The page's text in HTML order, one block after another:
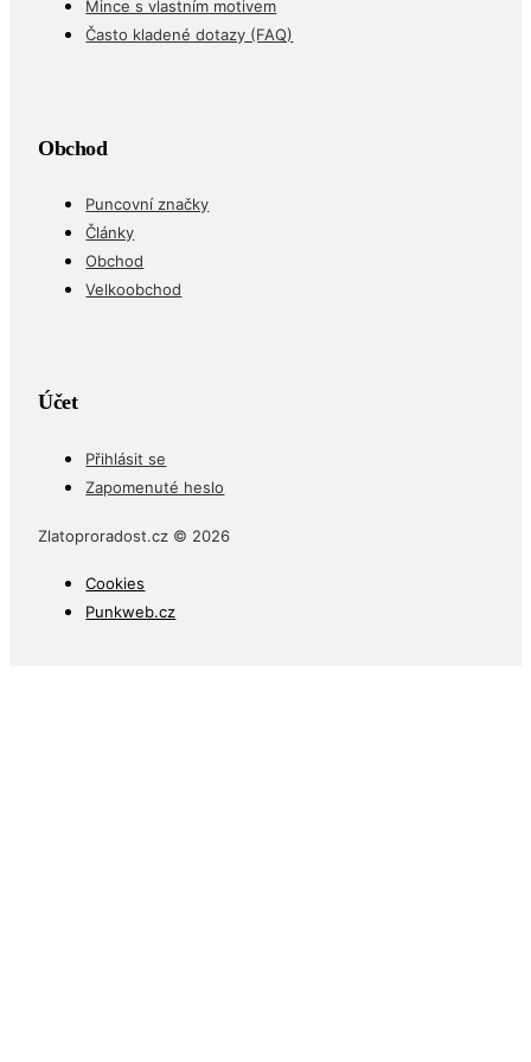
Mince s vlastním motivem
Často kladené dotazy (FAQ)
Obchod
Puncovní značky
Články
Obchod
Velkoobchod
Účet
Přihlásit se
Zapomenuté heslo
Zlatoproradost.cz © 2026
Cookies
Punkweb.cz